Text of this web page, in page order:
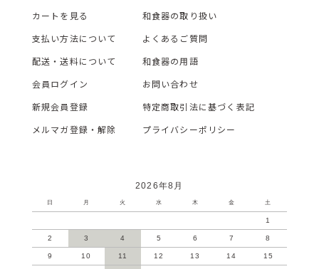
カートを見る
支払い方法について
配送・送料について
会員ログイン
新規会員登録
メルマガ登録・解除
和食器の取り扱い
よくあるご質問
和食器の用語
お問い合わせ
特定商取引法に基づく表記
プライバシーポリシー
2026年8月
日 月 火 水 木 金 土
1
2 3 4 5 6 7 8
9 10 11 12 13 14 15